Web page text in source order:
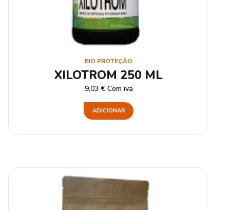
BIO PROTEÇÃO
XILOTROM 250 ML
9,03 € Com iva
ADICIONAR